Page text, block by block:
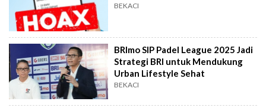
BEKACI
BRImo SIP Padel League 2025 Jadi
Strategi BRI untuk Mendukung
Urban Lifestyle Sehat
BEKACI